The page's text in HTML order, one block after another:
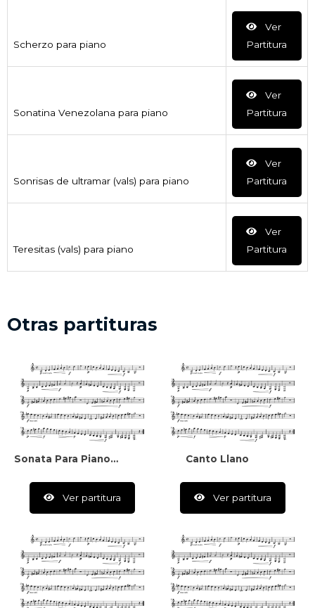
Scherzo para piano
Ver
Partitura
Sonatina Venezolana para piano
Ver
Partitura
Sonrisas de ultramar (vals) para piano
Ver
Partitura
Teresitas (vals) para piano
Ver
Partitura
Otras partituras
Sonata Para Piano N°1 En Do
Ver partitura
Canto Llano
Ver partitura